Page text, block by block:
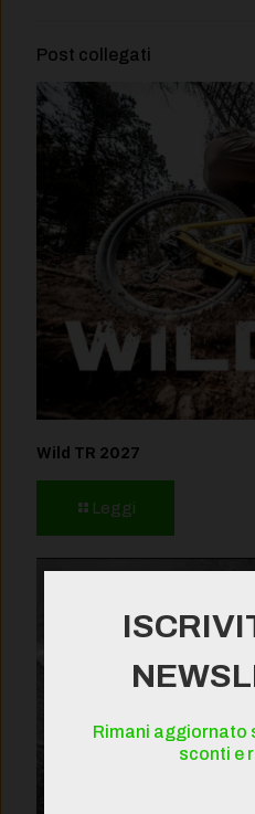
Post collegati
Wild TR 2027
Leggi
Rimani aggiornato
sconti e